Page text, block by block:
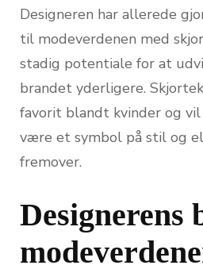
Designeren har allerede
til modeverdenen med
stadig potentiale for at
brandet yderligere.
favorit blandt kvinder og
være et symbol på stil og
fremover.
Designerens